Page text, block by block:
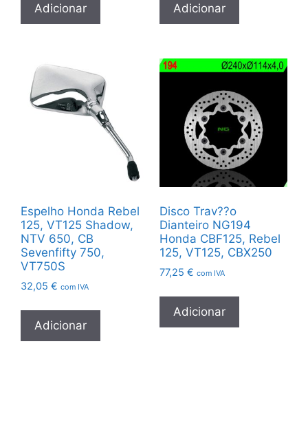
Adicionar Adicionar
Espelho Honda Rebel
125, VT125 Shadow,
NTV 650, CB
Sevenfifty 750,
VT750S
32,05 € com IVA
Adicionar
Disco Trav??o
Dianteiro NG194
Honda CBF125, Rebel
125, VT125, CBX250
77,25 € com IVA
Adicionar